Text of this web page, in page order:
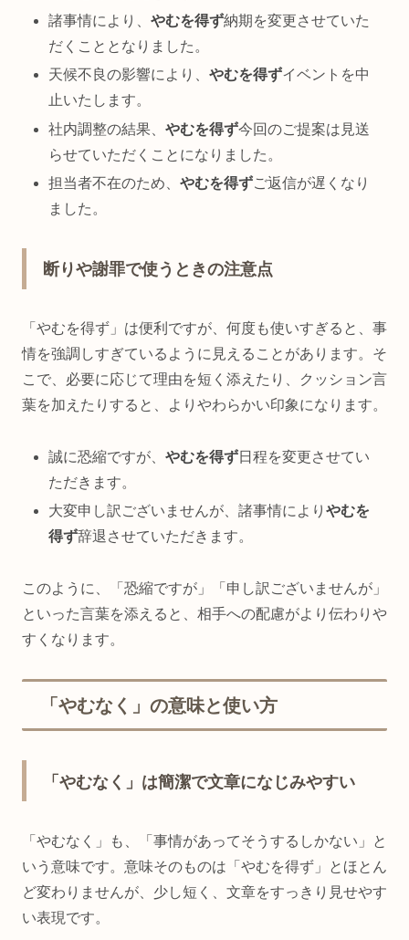
諸事情により、やむを得ず納期を変更させていた
だくこととなりました。
天候不良の影響により、やむを得ずイベントを中
止いたします。
社内調整の結果、やむを得ず今回のご提案は見送
らせていただくことになりました。
担当者不在のため、やむを得ずご返信が遅くなり
ました。
断りや謝罪で使うときの注意点
「やむを得ず」は便利ですが、何度も使いすぎると、事
情を強調しすぎているように見えることがあります。そ
こで、必要に応じて理由を短く添えたり、クッション言
葉を加えたりすると、よりやわらかい印象になります。
誠に恐縮ですが、やむを得ず日程を変更させてい
ただきます。
大変申し訳ございませんが、諸事情によりやむを
得ず辞退させていただきます。
このように、「恐縮ですが」「申し訳ございませんが」
といった言葉を添えると、相手への配慮がより伝わりや
すくなります。
「やむなく」の意味と使い方
「やむなく」は簡潔で文章になじみやすい
「やむなく」も、「事情があってそうするしかない」と
いう意味です。意味そのものは「やむを得ず」とほとん
ど変わりませんが、少し短く、文章をすっきり見せやす
い表現です。